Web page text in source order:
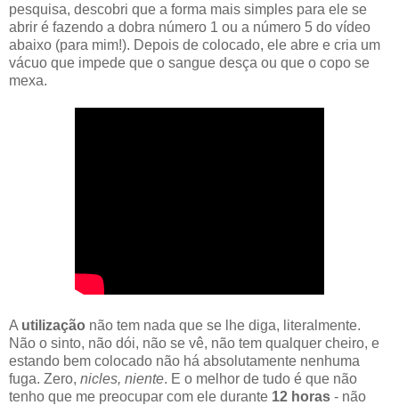
pesquisa, descobri que a forma mais simples para ele se
abrir é fazendo a dobra número 1 ou a número 5 do vídeo
abaixo (para mim!). Depois de colocado, ele abre e cria um
vácuo que impede que o sangue desça ou que o copo se
mexa.
A utilização não tem nada que se lhe diga, literalmente.
Não o sinto, não dói, não se vê, não tem qualquer cheiro, e
estando bem colocado não há absolutamente nenhuma
fuga. Zero, nicles, niente. E o melhor de tudo é que não
tenho que me preocupar com ele durante 12 horas - não